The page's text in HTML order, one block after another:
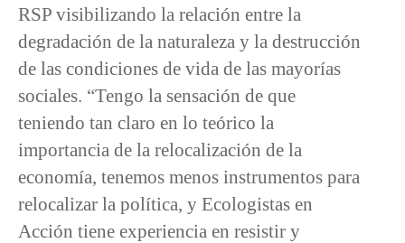
RSP visibilizando la relación entre la
degradación de la naturaleza y la destrucción
de las condiciones de vida de las mayorías
sociales. “Tengo la sensación de que
teniendo tan claro en lo teórico la
importancia de la relocalización de la
economía, tenemos menos instrumentos para
relocalizar la política, y Ecologistas en
Acción tiene experiencia en resistir y